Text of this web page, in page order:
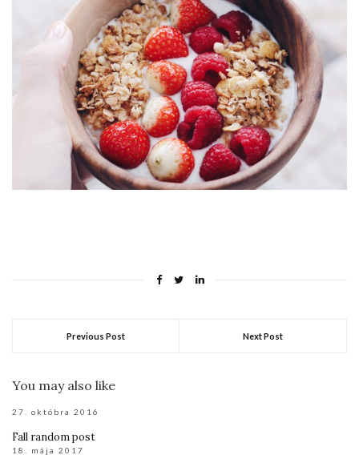
Previous Post Next Post
You may also like
27. októbra 2016
Fall random post
18. mája 2017